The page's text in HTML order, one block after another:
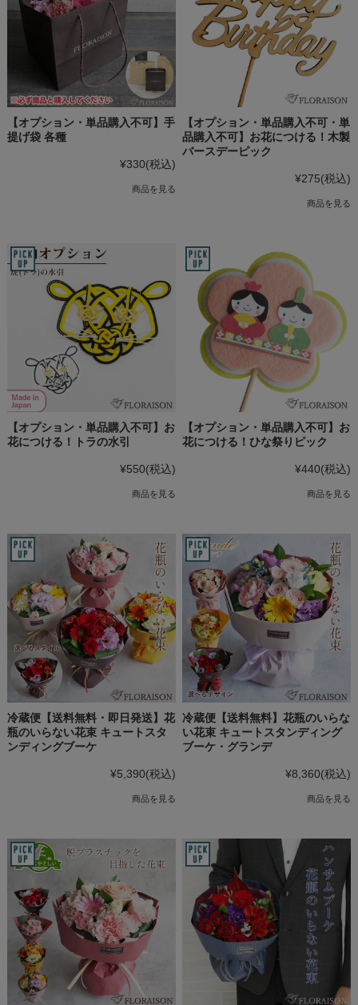
【オプション・単品購入不可】手
提げ袋 各種
¥330(税込)
商品を見る
【オプション・単品購入不可・単
品購入不可】お花につける！木製
バースデーピック
¥275(税込)
商品を見る
【オプション・単品購入不可】お
花につける！トラの水引
¥550(税込)
商品を見る
【オプション・単品購入不可】お
花につける！ひな祭りピック
¥440(税込)
商品を見る
冷蔵便【送料無料・即日発送】花
瓶のいらない花束 キュートスタ
ンディングブーケ
¥5,390(税込)
商品を見る
冷蔵便【送料無料】花瓶のいらな
い花束 キュートスタンディング
ブーケ・グランデ
¥8,360(税込)
商品を見る